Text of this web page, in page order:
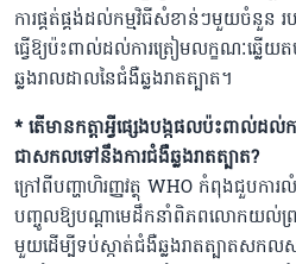
ការផ្គត់ផ្គង់ដល់កម្មវិធីសំខាន់ៗមួយចំនួន
ធ្វើឱ្យប៉ះពាល់ដល់ការត្រៀមលក្ខណៈឆ្លើយ
ឆ្លងរាលដាលនៃជំងឺឆ្លងរាតត្បាត។
* តើមានកត្តាអ្វីផ្សេងបង្កផលប៉ះពាល់ដល់ក
ជាសកលទៅនឹងការជំងឺឆ្លងរាតត្បាត?
ក្រៅពីបញ្ហាហិរញ្ញវត្ថុ WHO កំពុងជួបការលំ
បញ្ចូលឱ្យបណ្ដាមេដឹកនាំពិភពលោកយល់ព្
មួយដើម្បីទប់ស្កាត់ជំងឺឆ្លងរាតត្បាតសកល